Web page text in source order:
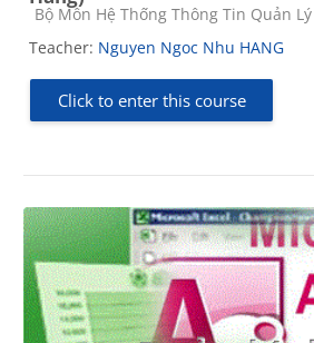
Course category
Bộ Môn Hệ Thống Thông Tin Quản Lý
Teacher: Nguyen Ngoc Nhu HANG
Click to enter this course